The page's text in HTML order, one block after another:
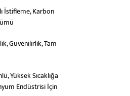
İstifleme, Karbon
Güvenilirlik, Tam
Yüksek Sıcaklığa
Endüstrisi İçin